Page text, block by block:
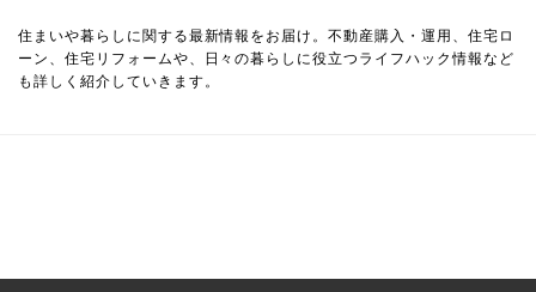
住まいや暮らしに関する最新情報をお届け。不動産購入・運用、住宅ロ
ーン、住宅リフォームや、日々の暮らしに役立つライフハック情報など
も詳しく紹介していきます。